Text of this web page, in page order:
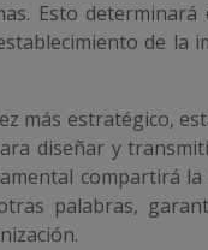
Esto
de la
más estratégico,
diseñar y
compartirá
palabras,